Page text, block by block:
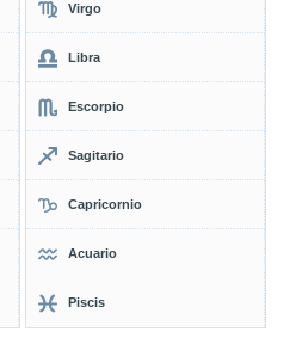
Virgo
Libra
Escorpio
Sagitario
Capricornio
Acuario
Piscis